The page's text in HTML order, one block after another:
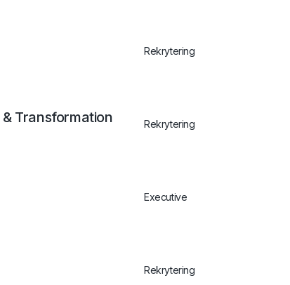
Rekrytering
Transformation Rekrytering
Executive
Rekrytering